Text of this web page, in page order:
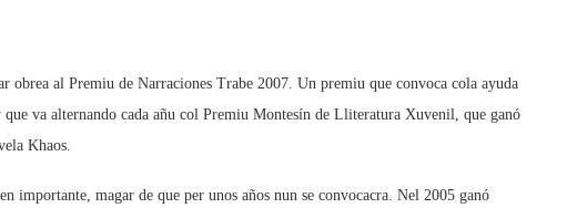
obrea al Premiu de Narraciones Trabe 2007. Un premiu que convoca cola ayuda
va alternando cada añu col Premiu Montesín de Lliteratura Xuvenil, que ganó
Khaos.
importante, magar de que per unos años nun se convocacra. Nel 2005 ganó